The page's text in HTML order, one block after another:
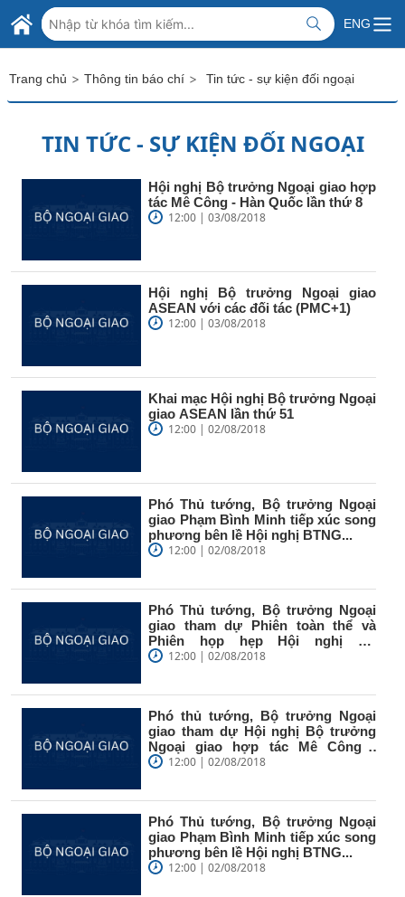
Skip to Main Content
BỘ NGOẠI GIAO VIỆT NAM
MINISTRY OF FOREIGN AFFAIRS
ENG
Trang chủ > Thông tin báo chí > Tin tức - sự kiện đối ngoại
TIN TỨC - SỰ KIỆN ĐỐI NGOẠI
Hội nghị Bộ trưởng Ngoại giao hợp
tác Mê Công - Hàn Quốc lần thứ 8
12:00 | 03/08/2018
Hội nghị Bộ trưởng Ngoại giao
ASEAN với các đối tác (PMC+1)
12:00 | 03/08/2018
Khai mạc Hội nghị Bộ trưởng Ngoại
giao ASEAN lần thứ 51
12:00 | 02/08/2018
Phó Thủ tướng, Bộ trưởng Ngoại
giao Phạm Bình Minh tiếp xúc song
phương bên lề Hội nghị BTNG...
12:00 | 02/08/2018
Phó Thủ tướng, Bộ trưởng Ngoại
giao tham dự Phiên toàn thể và
Phiên họp hẹp Hội nghị Bộ
trưởng...
12:00 | 02/08/2018
Phó thủ tướng, Bộ trưởng Ngoại
giao tham dự Hội nghị Bộ trưởng
Ngoại giao hợp tác Mê Công -
sông...12:00 | 02/08/2018
Phó Thủ tướng, Bộ trưởng Ngoại
giao Phạm Bình Minh tiếp xúc song
phương bên lề Hội nghị BTNG...
12:00 | 02/08/2018